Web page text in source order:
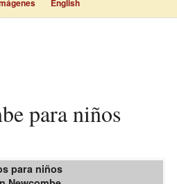
English
para niños
para niños